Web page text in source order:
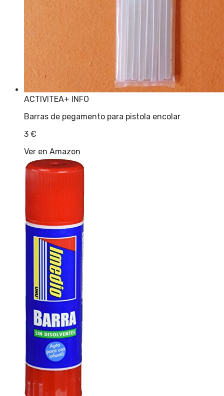
ACTIVITEA+ INFO
Barras de pegamento para pistola encolar
3 €
Ver en Amazon